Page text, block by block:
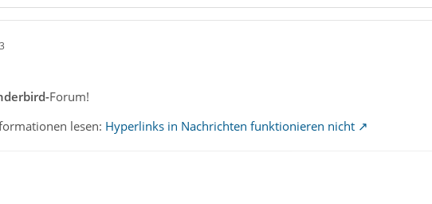
font.name.serif.x-baltic	Cambria
font.name.serif.x-central-euro	Cambria
font.size.fixed.tr	14
font.size.fixed.x-central-euro	14
Forum!
lesen: Hyperlinks in Nachrichten funktionieren nicht